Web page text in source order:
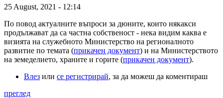
25 August, 2021 - 12:14
По повод актуалните въпроси за дюните, които някакси
продължават да са частна собственост - нека видим каква е
визията на служебното Министерство на регионалното
развитие по темата (прикачен документ) и на Министерството
на земеделието, храните и горите (прикачен документ).
Влез или се регистрирай, за да можеш да коментираш
преглед